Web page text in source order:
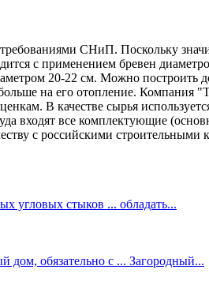
требованиями СНиП. Поскольку
с применением бревен
20-22 см. Можно
на его отопление. Компания
В качестве сырья
входят все комплектующие
с российскими
угловых стыков ... обладать...
дом, обязательно с ... Загородный...